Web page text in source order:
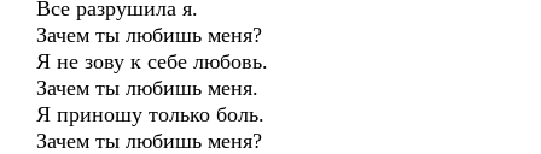
Все разрушила я.
Зачем ты любишь меня?
Я не зову к себе любовь.
Зачем ты любишь меня.
Я приношу только боль.
Зачем ты любишь меня?